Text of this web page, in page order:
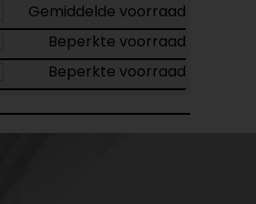
Gemiddelde voorraad
Beperkte voorraad
Beperkte voorraad